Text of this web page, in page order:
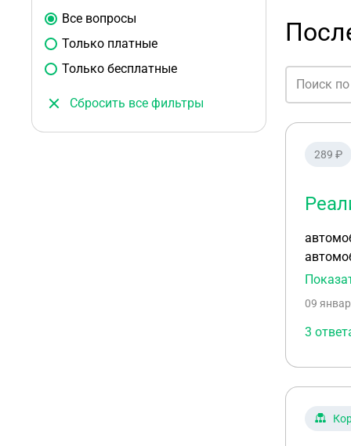
Все вопросы
Только платные
Только бесплатные
Сбросить все фильтры
289 ₽
09
3